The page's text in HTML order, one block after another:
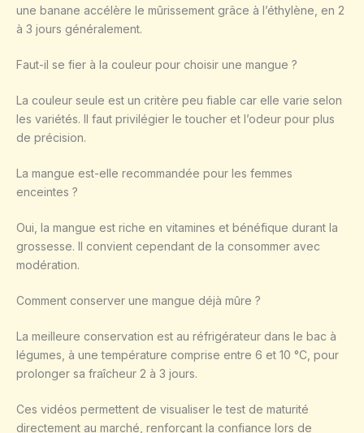
une banane accélère le mûrissement grâce à l’éthylène, en 2
à 3 jours généralement.
Faut-il se fier à la couleur pour choisir une mangue ?
La couleur seule est un critère peu fiable car elle varie selon
les variétés. Il faut privilégier le toucher et l’odeur pour plus
de précision.
La mangue est-elle recommandée pour les femmes
enceintes ?
Oui, la mangue est riche en vitamines et bénéfique durant la
grossesse. Il convient cependant de la consommer avec
modération.
Comment conserver une mangue déjà mûre ?
La meilleure conservation est au réfrigérateur dans le bac à
légumes, à une température comprise entre 6 et 10 °C, pour
prolonger sa fraîcheur 2 à 3 jours.
Ces vidéos permettent de visualiser le test de maturité
directement au marché, renforçant la confiance lors de